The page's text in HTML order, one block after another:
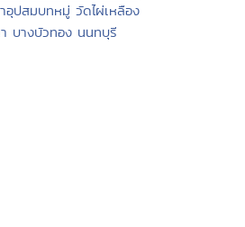
อุปสมบทหมู่ วัดไผ่เหลือง
บางบัวทอง นนทบุรี